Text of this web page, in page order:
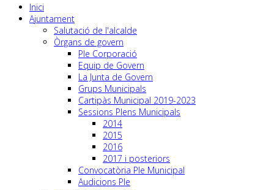
Inici
Ajuntament
Salutació de l'alcalde
Òrgans de govern
Ple Corporació
Equip de Govern
La Junta de Govern
Grups Municipals
Cartipàs Municipal 2019-2023
Sessions Plens Municipals
2014
2015
2016
2017 i posteriors
Convocatòria Ple Municipal
Audicions Ple